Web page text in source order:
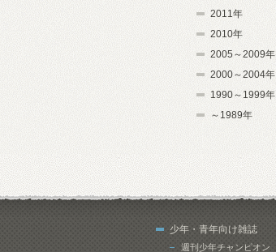
2011年
2010年
2005～2009年
2000～2004年
1990～1999年
～1989年
少年・青年向け雑誌
週刊少年チャンピオン